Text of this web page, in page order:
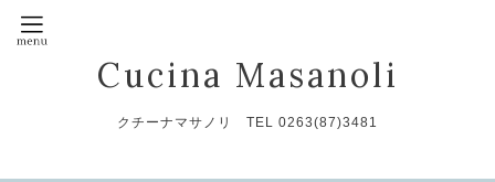
Cucina Masanoli
クチーナマサノリ TEL 0263(87)3481